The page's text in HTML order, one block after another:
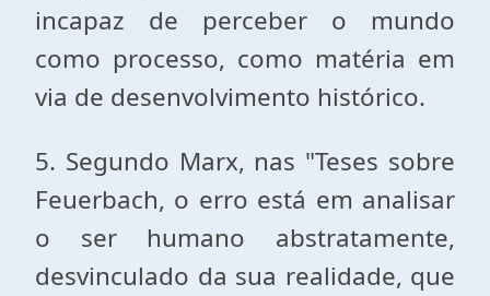
incapaz de perceber o mundo
como processo, como matéria em
via de desenvolvimento histórico.
5. Segundo Marx, nas "Teses sobre
Feuerbach, o erro está em analisar
o ser humano abstratamente,
desvinculado da sua realidade, que